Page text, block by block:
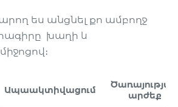
ես անցնել քո ամբողջ
խաղի և
Ապաակտիվացում
Ծառայության
արժեք